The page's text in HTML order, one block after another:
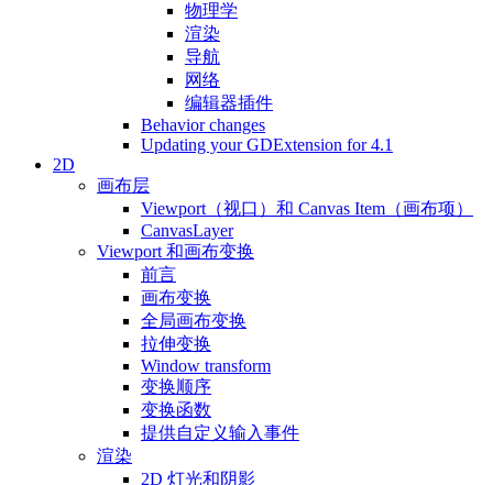
物理学
渲染
导航
网络
编辑器插件
Behavior changes
Updating your GDExtension for 4.1
2D
画布层
Viewport（视口）和 Canvas Item（画布项）
CanvasLayer
Viewport 和画布变换
前言
画布变换
全局画布变换
拉伸变换
Window transform
变换顺序
变换函数
提供自定义输入事件
渲染
2D 灯光和阴影